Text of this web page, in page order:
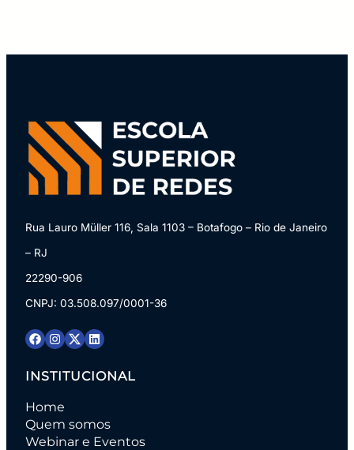
Rua Lauro Müller 116, Sala 1103 – Botafogo – Rio de Janeiro
– RJ
22290-906
CNPJ: 03.508.097/0001-36
INSTITUCIONAL
Home
Quem somos
Webinar e Eventos